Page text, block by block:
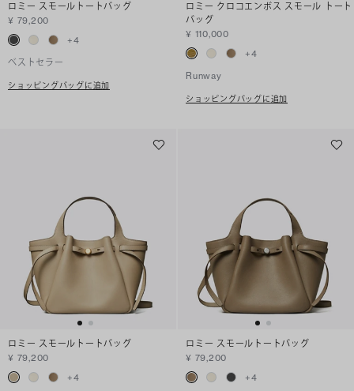
ロミー スモールトートバッグ
¥ 79,200
+4
ベストセラー
ショッピングバッグに追加
ロミー クロコエンボス スモール トート
バッグ
¥ 110,000
+4
Runway
ショッピングバッグに追加
ロミー スモールトートバッグ
¥ 79,200
+4
ロミー スモールトートバッグ
¥ 79,200
+4